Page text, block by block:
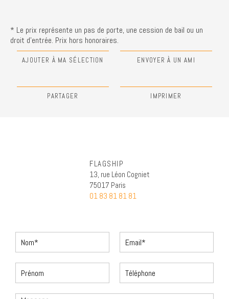
* Le prix représente un pas de porte, une cession de bail ou un
droit d'entrée. Prix hors honoraires.
AJOUTER À MA SÉLECTION ENVOYER À UN AMI
PARTAGER IMPRIMER
FLAGSHIP
13, rue Léon Cogniet
75017 Paris
01 83 81 81 81